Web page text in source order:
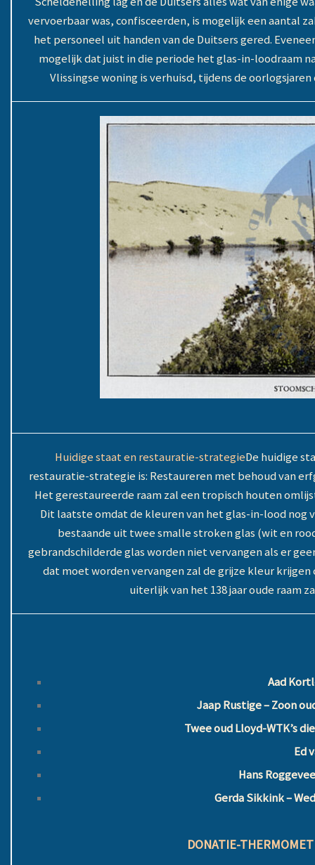
vervoerbaar was, confisceerden, is mogelijk een aantal
het personeel uit handen van de Duitsers gered.
mogelijk dat juist in die periode het glas-in-loodraam
Vlissingse woning is verhuisd, tijdens de oorlogsjaren
Huidige staat en restauratie-strategieDe huidige
restauratie-strategie is: Restaureren met behoud van
Het gerestaureerde raam zal een tropisch houten
Dit laatste omdat de kleuren van het glas-in-lood nog
bestaande uit twee smalle stroken glas (wit en
gebrandschilderde glas worden niet vervangen als er
dat moet worden vervangen zal de grijze kleur
uiterlijk van het 138 jaar oude raam
Aad
Jaap Rustige – Zoon
Twee oud Lloyd-WTK’s
Ed
Hans
Gerda Sikkink –
DONATIE-